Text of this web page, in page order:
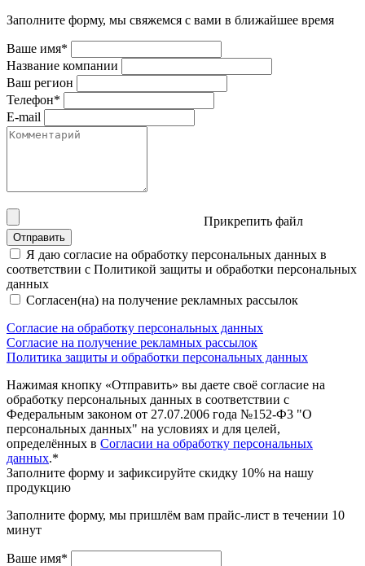
Заполните форму, мы свяжемся с вами в ближайшее время
Ваше имя*
Название компании
Ваш регион
Телефон*
E-mail
Прикрепить файл
Отправить
Я даю согласие на обработку персональных данных в
соответствии с Политикой защиты и обработки персональных
данных
Согласен(на) на получение рекламных рассылок
Согласие на обработку персональных данных
Согласие на получение рекламных рассылок
Политика защиты и обработки персональных данных
Нажимая кнопку «Отправить» вы даете своё согласие на
обработку персональных данных в соответствии с
Федеральным законом от 27.07.2006 года №152-Ф3 "О
персональных данных" на условиях и для целей,
определённых в Согласии на обработку персональных
данных.*
Заполните форму и зафиксируйте скидку 10% на нашу
продукцию
Заполните форму, мы пришлём вам прайс-лист в течении 10
минут
Ваше имя*